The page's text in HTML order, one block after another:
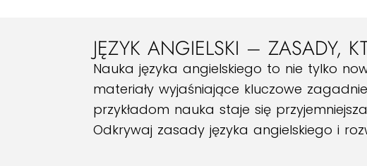
JĘZYK ANGIELSKI – ZASADY,
Nauka języka angielskiego to nie tylko
materiały wyjaśniające kluczowe
przykładom nauka staje się
Odkrywaj zasady języka angielskiego i